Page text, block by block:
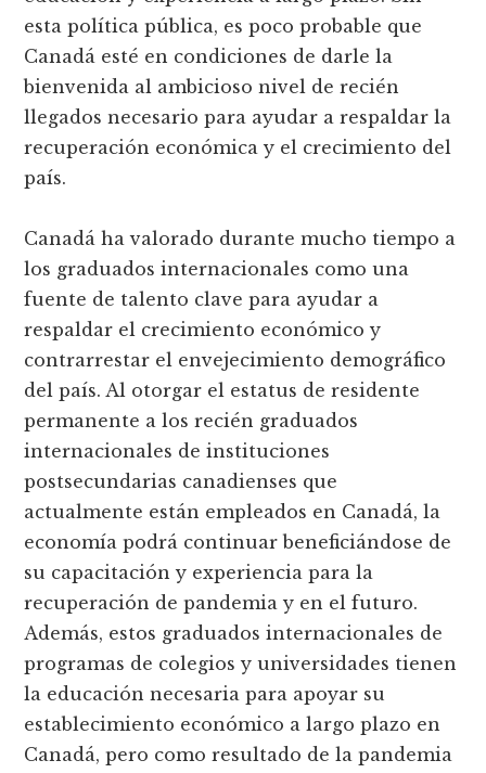
esta política pública, es poco probable que
Canadá esté en condiciones de darle la
bienvenida al ambicioso nivel de recién
llegados necesario para ayudar a respaldar la
recuperación económica y el crecimiento del
país.
Canadá ha valorado durante mucho tiempo a
los graduados internacionales como una
fuente de talento clave para ayudar a
respaldar el crecimiento económico y
contrarrestar el envejecimiento demográfico
del país. Al otorgar el estatus de residente
permanente a los recién graduados
internacionales de instituciones
postsecundarias canadienses que
actualmente están empleados en Canadá, la
economía podrá continuar beneficiándose de
su capacitación y experiencia para la
recuperación de pandemia y en el futuro.
Además, estos graduados internacionales de
programas de colegios y universidades tienen
la educación necesaria para apoyar su
establecimiento económico a largo plazo en
Canadá, pero como resultado de la pandemia